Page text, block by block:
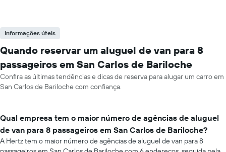
Informações úteis
Quando reservar um aluguel de van para 8
passageiros em San Carlos de Bariloche
Confira as últimas tendências e dicas de reserva para alugar um carro em
San Carlos de Bariloche com confiança.
Qual empresa tem o maior número de agências de aluguel
de van para 8 passageiros em San Carlos de Bariloche?
A Hertz tem o maior número de agências de aluguel de van para 8